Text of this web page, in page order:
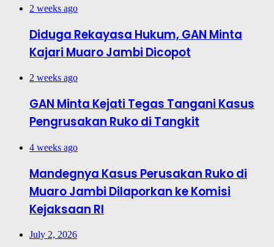
2 weeks ago
Diduga Rekayasa Hukum, GAN Minta
Kajari Muaro Jambi Dicopot
2 weeks ago
GAN Minta Kejati Tegas Tangani Kasus
Pengrusakan Ruko di Tangkit
4 weeks ago
Mandegnya Kasus Perusakan Ruko di
Muaro Jambi Dilaporkan ke Komisi
Kejaksaan RI
July 2, 2026